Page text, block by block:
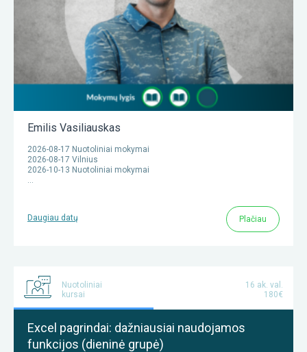
Emilis Vasiliauskas
2026-08-17 Nuotoliniai mokymai
2026-08-17 Vilnius
2026-10-13 Nuotoliniai mokymai
Daugiau datų Plačiau
Nuotoliniai
kursai
16 ak. val.
180€
Excel pagrindai: dažniausiai naudojamos
funkcijos (dieninė grupė)